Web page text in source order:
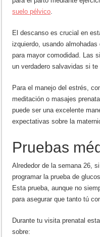
suelo pélvico
El descanso es crucial en
izquierdo, usando
para mayor comodidad. Las
un verdadero salvavidas si te
Para el manejo del estrés,
meditación o masajes
puede ser una excelente
expectativas sobre la
Pruebas
Alrededor de la semana 26,
programar la prueba de
Esta prueba, aunque no
para asegurar que tanto tú
Durante tu visita prenatal
sobre: